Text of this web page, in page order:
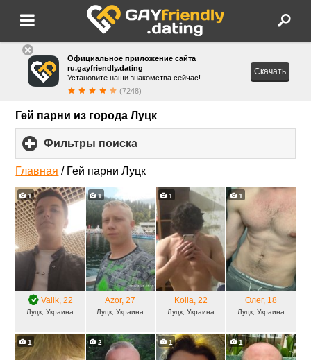
Официальное приложение сайта
ru.gayfriendly.dating
Установите наши знакомства сейчас!
(7248)
Скачать
Гей парни из города Луцк
Фильтры поиска
to
expand
contents
Главная / Гей парни Луцк
1
Valik, 22
Луцк, Украина
1
Azor, 27
Луцк, Украина
1
Kolia, 22
Луцк, Украина
1
Олег, 18
Луцк, Украина
1 2 1 1